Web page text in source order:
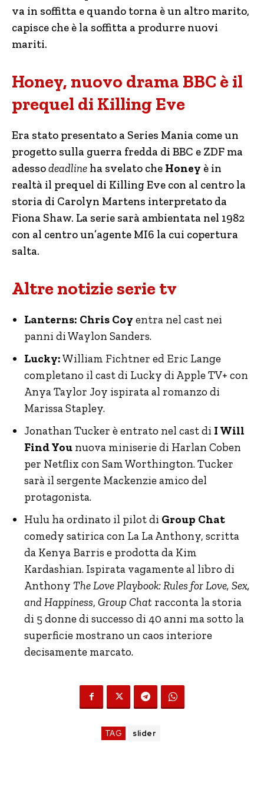
va in soffitta e quando torna è un altro marito,
capisce che è la soffitta a produrre nuovi
mariti.
Honey, nuovo drama BBC è il
prequel di Killing Eve
Era stato presentato a Series Mania come un
progetto sulla guerra fredda di BBC e ZDF ma
adessodeadline ha svelato che Honey è in
realtà il prequel di Killing Eve con al centro la
storia di Carolyn Martens interpretato da
Fiona Shaw. La serie sarà ambientata nel 1982
con al centro un’agente MI6 la cui copertura
salta.
Altre notizie serie tv
Lanterns: Chris Coy entra nel cast nei
panni di Waylon Sanders.
Lucky:William Fichtner ed Eric Lange
completano il cast di Lucky di Apple TV+ con
Anya Taylor Joy ispirata al romanzo di
Marissa Stapley.
Jonathan Tucker è entrato nel cast di I Will
Find You nuova miniserie di Harlan Coben
per Netflix con Sam Worthington. Tucker
sarà il sergente Mackenzie amico del
protagonista.
Hulu ha ordinato il pilot di Group Chat
comedy satirica con La La Anthony, scritta
da Kenya Barris e prodotta da Kim
Kardashian. Ispirata vagamente al libro di
Anthony The Love Playbook: Rules for Love, Sex,
and Happiness, Group Chat racconta la storia
di 5 donne di successo di 40 anni ma sotto la
superficie mostrano un caos interiore
decisamente marcato.
TAG slider